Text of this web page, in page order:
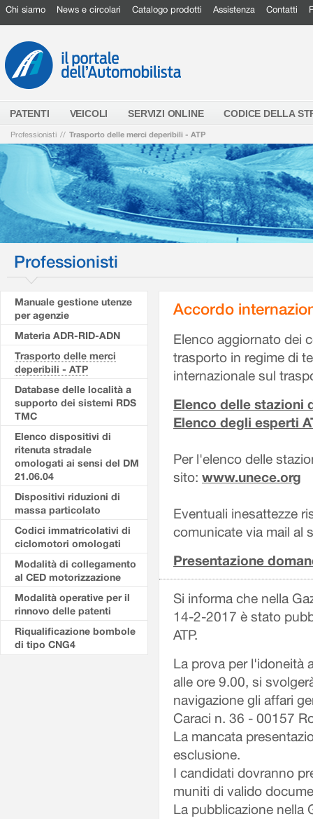
Chi siamo News e circolari Catalogo prodotti Assistenza Contatti
PATENTI VEICOLI SERVIZI ONLINE CODICE DELLA
Professionisti // Trasporto delle merci deperibili - ATP
Professionisti
Manuale gestione utenze
per agenzie
Materia ADR-RID-ADN
Trasporto delle merci
deperibili - ATP
Database delle località a
supporto dei sistemi RDS
TMC
Elenco dispositivi di
ritenuta stradale
omologati ai sensi del DM
21.06.04
Dispositivi riduzioni di
massa particolato
Codici immatricolativi di
ciclomotori omologati
Modalità di collegamento
al CED motorizzazione
Modalità operative per il
rinnovo delle patenti
Riqualificazione bombole
di tipo CNG4
Accordo
Elenco aggiornato dei
trasporto in regime di
internazionale sul
Elenco delle stazioni
Elenco degli esperti
Per l'elenco delle
sito: www.unece.org
Eventuali inesattezze
comunicate via mail al
Presentazione
Si informa che nella
14-2-2017 è stato
ATP.
La prova per l'idoneità
alle ore 9.00, si
navigazione gli affari
Caraci n. 36 - 00157
La mancata
esclusione.
I candidati dovranno
muniti di valido
La pubblicazione nella